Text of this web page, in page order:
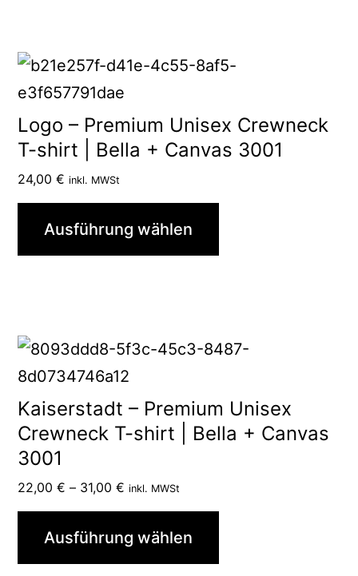
Produktseite
gewählt
Logo – Premium Unisex Crewneck
T-shirt | Bella + Canvas 3001
24,00€ inkl. MWSt
Ausführung wählen
Dieses
Produkt
weist
mehrere
Varianten
auf.
Optionen
der
werden
Kaiserstadt – Premium Unisex
Crewneck T-shirt | Bella + Canvas
3001
22,00€ – 31,00€ Preisspanne:
22,00 €
31,00 €
inkl. MWSt
Ausführung wählen
Dieses
Produkt
weist
mehrere
Varianten
auf.
Die
Optionen
können